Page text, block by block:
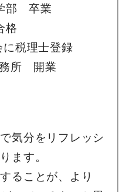
部 卒業
格
税理士登録
務所 開業
気分をリフレッシ
ます。
ることが、より